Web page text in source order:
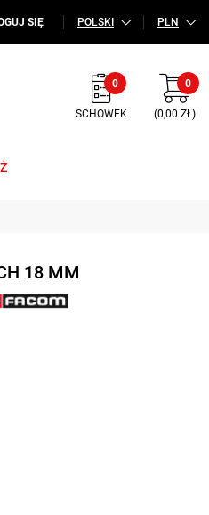
SIĘ POLSKI PLN
0
SCHOWEK
0
(0,00 ZŁ)
18 MM